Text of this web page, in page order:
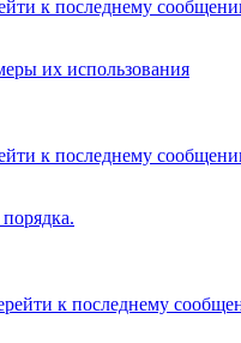
их использования